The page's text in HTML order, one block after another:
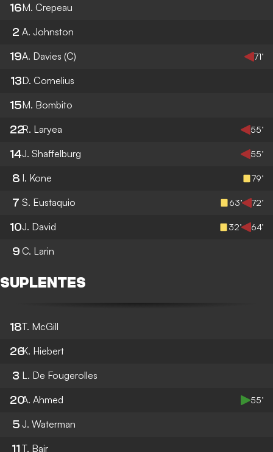
16M. Crepeau
2 A. Johnston
19A. Davies (C) 71’
13D. Cornelius
15M. Bombito
22R. Laryea 55’
14J. Shaffelburg 55’
8 I. Kone 79’
7 S. Eustaquio 63’ 72’
10J. David 32’ 64’
9 C. Larin
SUPLENTES
18T. McGill
26K. Hiebert
3 L. De Fougerolles
20A. Ahmed 55’
5 J. Waterman
11 T. Bair